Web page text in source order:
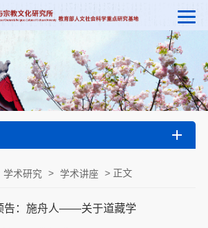
学术研究 > 学术讲座 > 正文
告：施舟人——关于道藏学